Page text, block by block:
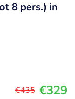
8 pers.) in
€435 €329